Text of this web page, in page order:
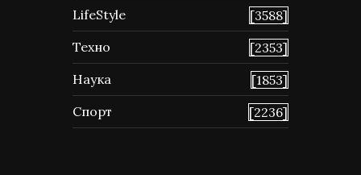
LifeStyle
[3588]
Техно
[2353]
Наука
[1853]
Спорт
[2236]